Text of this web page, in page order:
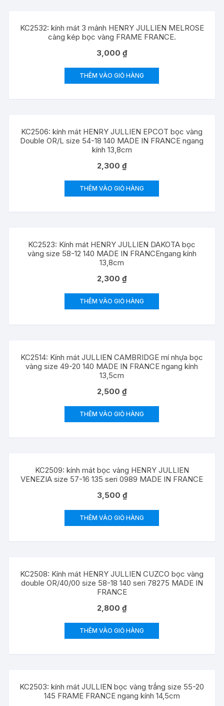
KC2532: kính mát 3 mảnh HENRY JULLIEN MELROSE
càng kép bọc vàng FRAME FRANCE.
3,000₫
THÊM VÀO GIỎ HÀNG
KC2506: kính mát HENRY JULLIEN EPCOT bọc vàng
Double OR/L size 54-18 140 MADE IN FRANCE ngang
kính 13,8cm
2,300₫
THÊM VÀO GIỎ HÀNG
KC2523: Kính mát HENRY JULLIEN DAKOTA bọc
vàng size 58-12 140 MADE IN FRANCEngang kính
13,8cm
2,300₫
THÊM VÀO GIỎ HÀNG
KC2514: Kính mát JULLIEN CAMBRIDGE mí nhựa bọc
vàng size 49-20 140 MADE IN FRANCE ngang kính
13,5cm
2,500₫
THÊM VÀO GIỎ HÀNG
KC2509: kính mát bọc vàng HENRY JULLIEN
VENEZIA size 57-16 135 seri 0989 MADE IN FRANCE
3,500 ₫
THÊM VÀO GIỎ HÀNG
KC2508: Kính mát HENRY JULLIEN CUZCO bọc vàng
double OR/40/00 size 58-18 140 seri 78275 MADE IN
FRANCE
2,800₫
THÊM VÀO GIỎ HÀNG
KC2503: kính mát JULLIEN bọc vàng trắng size 55-20
145 FRAME FRANCE ngang kính 14,5cm